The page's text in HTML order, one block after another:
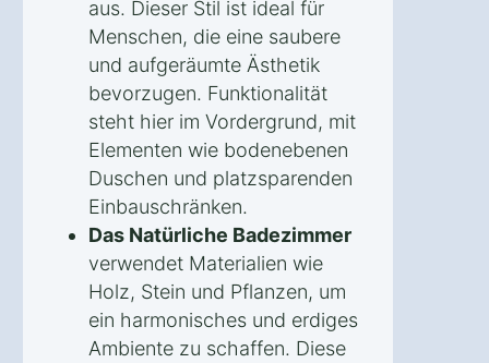
aus. Dieser Stil ist ideal für
Menschen, die eine saubere
und aufgeräumte Ästhetik
bevorzugen. Funktionalität
steht hier im Vordergrund, mit
Elementen wie bodenebenen
Duschen und platzsparenden
Einbauschränken.
Das Natürliche Badezimmer
verwendet Materialien wie
Holz, Stein und Pflanzen, um
ein harmonisches und erdiges
Ambiente zu schaffen. Diese